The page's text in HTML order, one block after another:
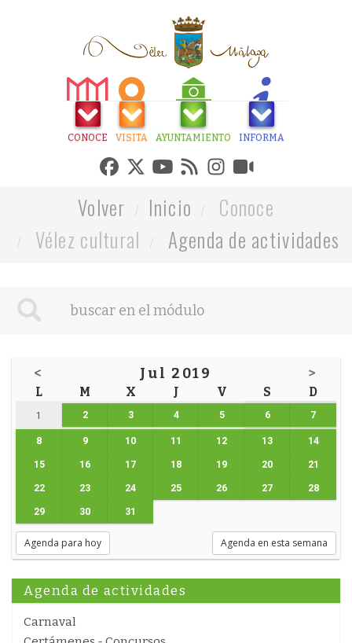
CONOCE VISITA AYUNTAMIENTO INFORMA
Volver Inicio
Conoce
Vélez cultural
Agenda de actividades
< Jul 2019 >
L M X J V S D
1 2 3 4 5 6 7
8 9 10 11 12 13 14
15 16 17 18 19 20 21
22 23 24 25 26 27 28
29 30 31
Agenda para hoy Agenda en esta semana
Agenda de actividades
Carnaval